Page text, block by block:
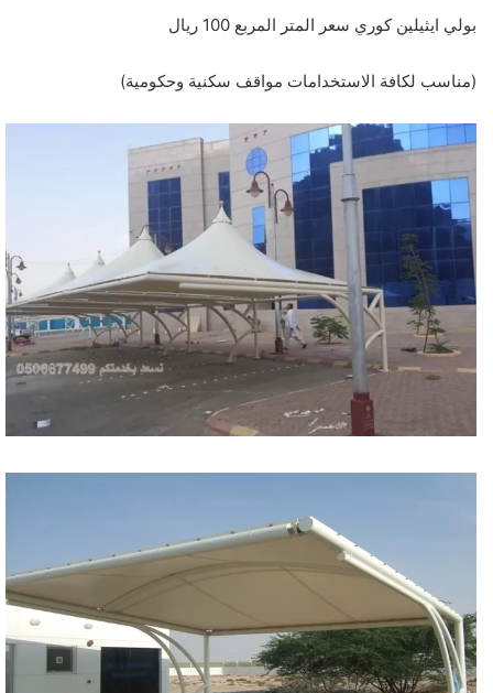
بولي ايثيلين كوري سعر المتر المربع 100 ريال
(مناسب لكافة الاستخدامات مواقف سكنية وحكومية)